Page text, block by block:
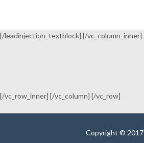
[/leadinjection_textblock] [/vc_column_inner]
[/vc_row_inner] [/vc_column] [/vc_row]
Copyright © 2017